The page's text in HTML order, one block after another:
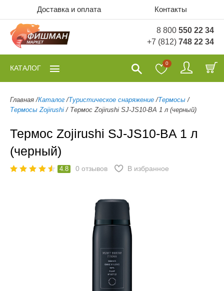
Доставка и оплата Контакты
8 800 550 22 34
+7 (812) 748 22 34
0
КАТАЛОГ
Главная /Каталог /Туристическое снаряжение /Термосы /
Термосы Zojirushi / Термос Zojirushi SJ-JS10-BA 1 л (черный)
Термос Zojirushi SJ-JS10-BA 1 л
(черный)
4.8 0 отзывов В избранное